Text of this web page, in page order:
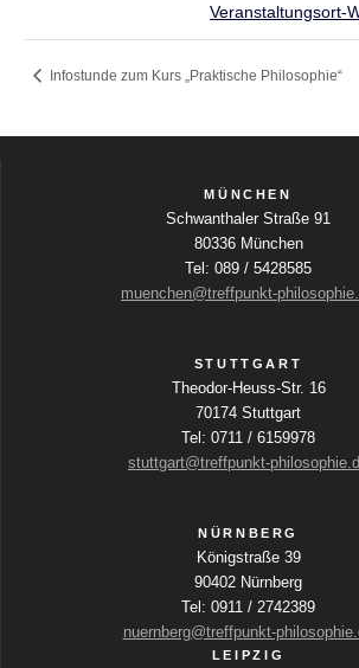
Veranstaltungsort-
Infostunde zum Kurs „Praktische Philosophie“
MÜNCHEN
Schwanthaler Straße 91
80336 München
Tel: 089 / 5428585
muenchen@treffpunkt-
STUTTGART
Theodor-Heuss-Str. 16
70174 Stuttgart
Tel: 0711 / 6159978
stuttgart@treffpunkt-
NÜRNBERG
Königstraße 39
90402 Nürnberg
Tel: 0911 / 2742389
nuernberg@treffpunkt-
LEIPZIG